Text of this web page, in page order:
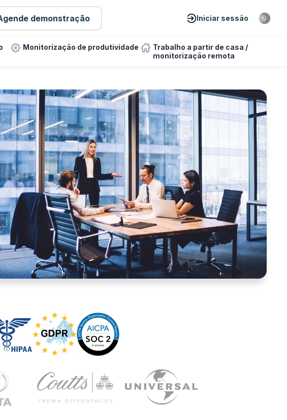
demonstração Iniciar sessão
Monitorização de produtividade
Trabalho a partir de casa /
monitorização remota